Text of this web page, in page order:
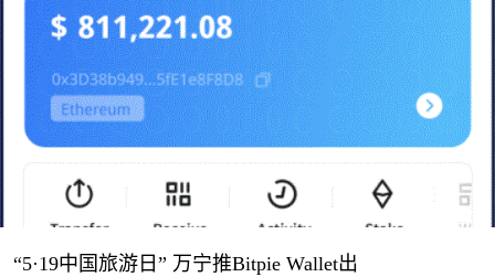
“5·19中国旅游日” 万宁推Bitpie Wallet出